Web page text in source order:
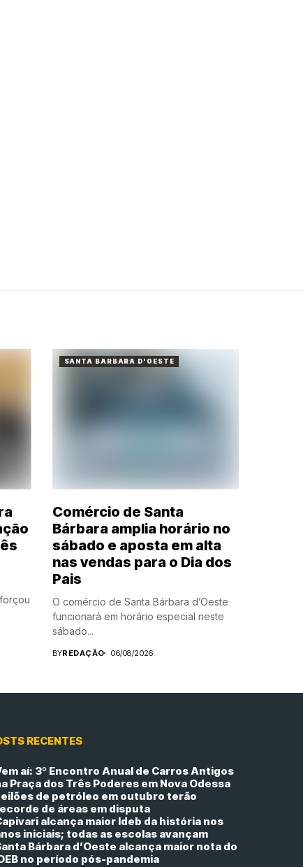
SANTA BARBARA D'OESTE
Comércio de Santa
Bárbara amplia horário no
sábado e aposta em alta
nas vendas para o Dia dos
Pais
O comércio de Santa Bárbara d’Oeste
funcionará em horário especial neste
sábado...
BYREDAÇÃO 06/08/2026
RECENTES
aí: 3º Encontro Anual de Carros Antigos
Praça dos Três Poderes em Nova Odessa
de petróleo em outubro terão
de áreas em disputa
alcança maior Ideb da história nos
iniciais; todas as escolas avançam
Bárbara d’Oeste alcança maior nota do
no período pós-pandemia